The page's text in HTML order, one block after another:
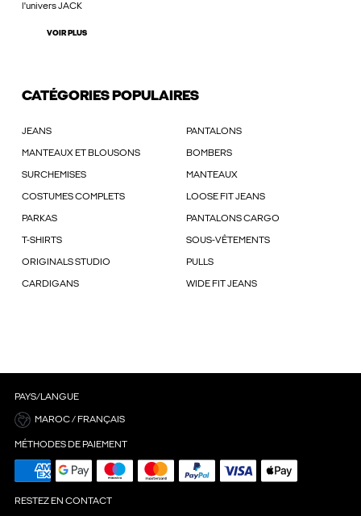
l'univers JACK
VOIR PLUS
CATÉGORIES POPULAIRES
JEANS PANTALONS
MANTEAUX ET BLOUSONS BOMBERS
SURCHEMISES MANTEAUX
COSTUMES COMPLETS LOOSE FIT JEANS
PARKAS PANTALONS CARGO
T-SHIRTS SOUS-VÊTEMENTS
ORIGINALS STUDIO PULLS
CARDIGANS WIDE FIT JEANS
PAYS/LANGUE
MAROC / FRANÇAIS
MÉTHODES DE PAIEMENT
RESTEZ EN CONTACT